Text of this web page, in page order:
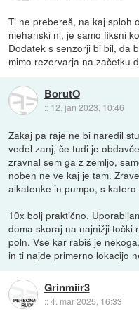
Ti ne prebereš, na kaj sploh
mehanski ni, je samo fiksni
Dodatek s senzorji bi bil, da
mimo rezervarja na začetku
BorutO
:: 12. jan 2023, 10:46
Zakaj pa raje ne bi naredil
vedel zanj, če tudi je
zravnal sem ga z zemljo,
noben ne ve kaj je tam.
alkatenke in pumpo, s
10x bolj praktično.
doma skoraj na najnižji točki
poln. Vse kar rabiš je
in ti najde primerno lokacijo
Grinmiir3
::4. mar 2025, 16:33